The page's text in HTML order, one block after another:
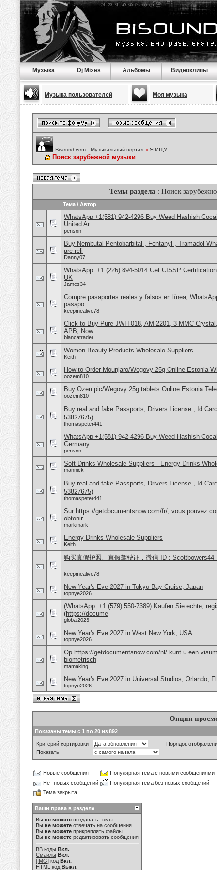
Музыка Dj Mixes Альбомы Видеоклипы
Музыка пользователей Моя музыка
Bisound.com - Музыкальный портал > Я ИЩУ
Поиск зарубежной музыки
Темы раздела : Поиск
Тема / Автор
WhatsApp +1(581) 942-4296 Buy Weed Hashish
United Ar
penson
Buy Nembutal Pentobarbital , Fentanyl , Tramadol
are reli
Danny07
WhatsApp: +1 (226) 894-5014​ Get CISSP
UK
James34
Compre pasaportes reales y falsos en línea,
pasapo
keepmealive78
Click to Buy Pure JWH-018, AM-2201, 3-MMC
APB, Now
blancatrader
Women Beauty Products Wholesale Suppliers
Keith
How to Order Mounjaro/Wegovy 25g Online Estonia
oozem810
Buy Ozempic/Wegovy 25g tablets Online Estonia
oozem810
Buy real and fake Passports, Drivers License , Id
53827675)
thomaspeter441
WhatsApp +1(581) 942-4296 Buy Weed Hashish
Germany
penson
Soft Drinks Wholesale Suppliers - Energy Drinks
mannick
Buy real and fake Passports, Drivers License , Id
53827675)
thomaspeter441
Sur https://getdocumentsnow.com/fr/, vous pouvez
obtenir
markmark
Energy Drinks Wholesale Suppliers
Keith
购买真假护照、真假驾驶证，微信 ID :
keepmealive78
New Year's Eve 2027 in Tokyo Bay Cruise, Japan
topnye2026
(WhatsApp: +1 (579) 550-7389) Kaufen Sie echte,
(https://docume
global2023
New Year's Eve 2027 in West New York, USA
topnye2026
Op https://getdocumentsnow.com/nl/ kunt u een
biometrisch
mamaking
New Year's Eve 2027 in Universal Studios, Orlando,
topnye2026
Опции
Показаны темы с 1 по 20 из 892
Критерий сортировки
Порядок
Показать
Новые сообщения
Популярная тема с новыми сообщениями
Нет новых сообщений
Популярная тема без новых сообщений
Тема закрыта
Ваши права в разделе
Вы не можете создавать темы
Вы не можете отвечать на сообщения
Вы не можете прикреплять файлы
Вы не можете редактировать сообщения
BB коды Вкл.
Смайлы Вкл.
[IMG] код Вкл.
HTML код Выкл.